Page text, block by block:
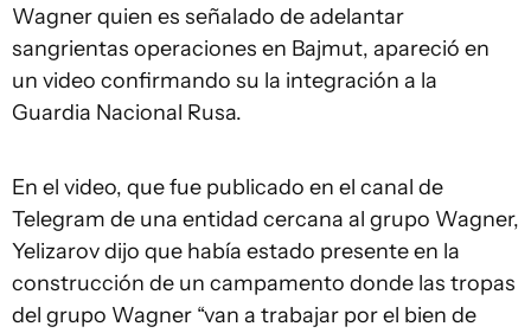
Wagner quien es señalado de adelantar
sangrientas operaciones en Bajmut, apareció en
un video confirmando su la integración a la
Guardia Nacional Rusa.
En el video, que fue publicado en el canal de
Telegram de una entidad cercana al grupo Wagner,
Yelizarov dijo que había estado presente en la
construcción de un campamento donde las tropas
del grupo Wagner “van a trabajar por el bien de